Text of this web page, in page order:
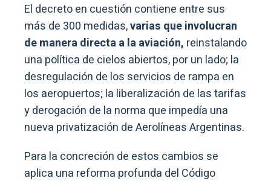
El decreto en cuestión contiene entre sus
más de 300 medidas,varias que involucran
de manera directa a la aviación, reinstalando
una política de cielos abiertos, por un lado; la
desregulación de los servicios de rampa en
los aeropuertos; la liberalización de las tarifas
y derogación de la norma que impedía una
nueva privatización de Aerolíneas Argentinas.
Para la concreción de estos cambios se
aplica una reforma profunda del Código